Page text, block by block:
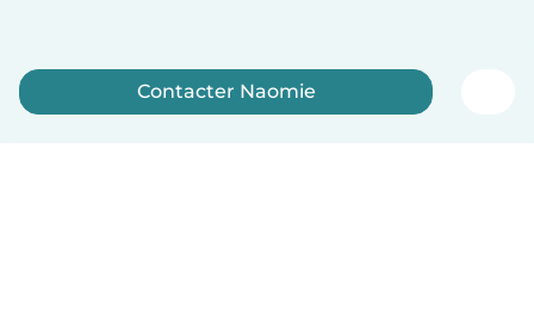
Contacter Naomie